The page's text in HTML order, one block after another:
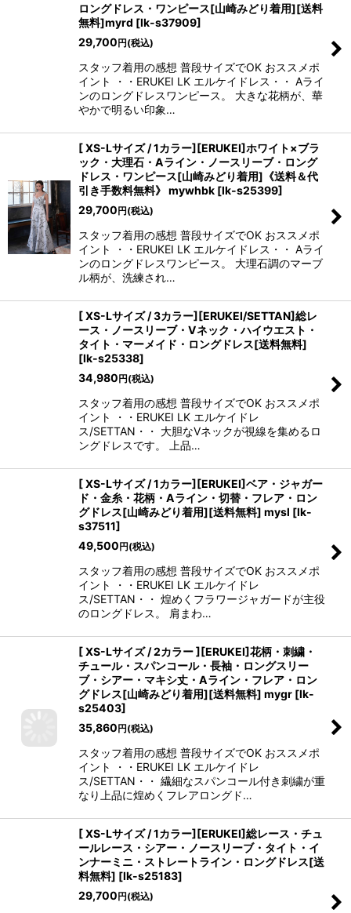
ロングドレス・ワンピース[山崎みどり着用][送料
無料]myrd [lk-s37909]
29,700円(税込)
スタッフ着用の感想 普段サイズでOK おススメポ
イント ・・ERUKEI LK エルケイドレス・・ Aライ
ンのロングドレスワンピース。 大きな花柄が、華
やかで明るい印象…
[ XS-Lサイズ / 1カラー][ERUKEI]ホワイト×ブラ
ック・大理石・Aライン・ノースリーブ・ロング
ドレス・ワンピース[山崎みどり着用]《送料＆代
引き手数料無料》 mywhbk [lk-s25399]
29,700円(税込)
スタッフ着用の感想 普段サイズでOK おススメポ
イント ・・ERUKEI LK エルケイドレス・・ Aライ
ンのロングドレスワンピース。 大理石調のマーブ
ル柄が、洗練され…
[ XS-Lサイズ / 3カラー][ERUKEI/SETTAN]総レ
ース・ノースリーブ・Vネック・ハイウエスト・
タイト・マーメイド・ロングドレス[送料無料]
[lk-s25338]
34,980円(税込)
スタッフ着用の感想 普段サイズでOK おススメポ
イント ・・ERUKEI LK エルケイドレ
ス/SETTAN・・ 大胆なVネックが視線を集めるロ
ングドレスです。 上品…
[ XS-Lサイズ / 1カラー][ERUKEI]ベア・ジャガー
ド・金糸・花柄・Aライン・切替・フレア・ロン
グドレス[山崎みどり着用][送料無料] mysl [lk-
s37511]
49,500円(税込)
スタッフ着用の感想 普段サイズでOK おススメポ
イント ・・ERUKEI LK エルケイドレ
ス/SETTAN・・ 煌めくフラワージャガードが主役
のロングドレス。 肩まわ…
[ XS-Lサイズ / 2カラー ][ERUKEI]花柄・刺繍・
チュール・スパンコール・長袖・ロングスリー
ブ・シアー・マキシ丈・Aライン・フレア・ロン
グドレス[山崎みどり着用][送料無料] mygr [lk-
s25403]
35,860円(税込)
スタッフ着用の感想 普段サイズでOK おススメポ
イント ・・ERUKEI LK エルケイドレ
ス/SETTAN・・ 繊細なスパンコール付き刺繍が重
なり上品に煌めくフレアロングド…
[ XS-Lサイズ / 1カラー][ERUKEI]総レース・チュ
ールレース・シアー・ノースリーブ・タイト・イ
ンナーミニ・ストレートライン・ロングドレス[送
料無料] [lk-s25183]
29,700円(税込)